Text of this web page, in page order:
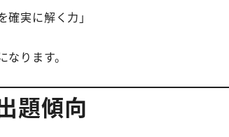
確実に解く力」
ります。
題傾向